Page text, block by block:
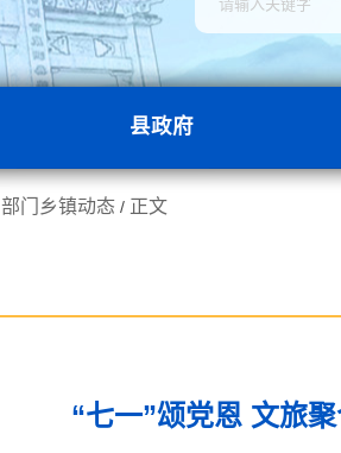
县政府
部门乡镇动态 / 正文
“七一”颂党恩 文旅